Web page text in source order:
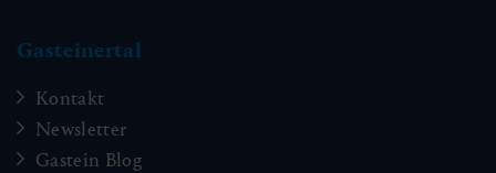
Gasteinertal
Kontakt
Newsletter
Gastein Blog